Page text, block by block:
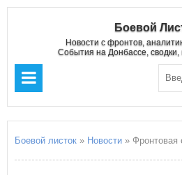
Боевой
Новости с фронтов,
События на Донбассе, сводки,
Боевой листок » Новости » Фронтовая